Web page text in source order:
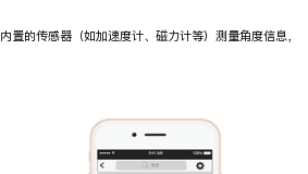
的传感器（如加速度计、磁力计等）测量角度信息，